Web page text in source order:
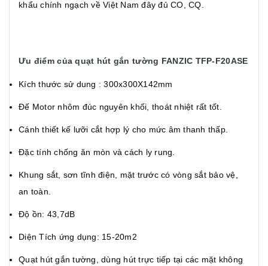
khẩu chính ngạch về Việt Nam đây đủ CO, CQ.
Ưu điểm của quạt hút gắn tường FANZIC TFP-F20ASE
Kích thước sử dung : 300x300X142mm
Đế Motor nhôm đúc nguyên khối, thoát nhiệt rất tốt.
Cánh thiết kế lưỡi cắt hợp lý cho mức âm thanh thấp.
Đặc tính chống ăn mòn và cách ly rung.
Khung sắt, sơn tĩnh điện, mặt trước có vòng sắt bảo vệ,
an toàn.
Độ ồn: 43,7dB
Diện Tích ứng dụng: 15-20m2
Quạt hút gắn tường, dùng hút trực tiếp tại các mặt không